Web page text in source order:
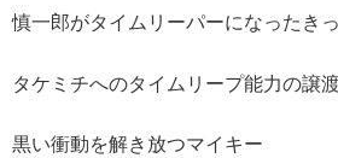
慎一郎がタイムリーパーになったき
タケミチへのタイムリープ能力の譲
黒い衝動を解き放つマイキー